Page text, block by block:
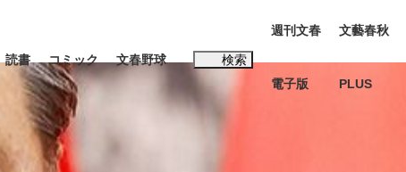
インタビュー
読書 コミック 文春野球 検索
週刊文春
電子版
文藝春秋
PLUS